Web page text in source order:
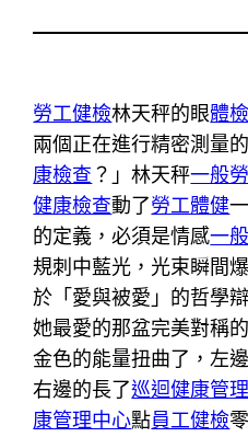
勞工健檢林天秤的眼體
兩個正在進行精密測量
康檢查 ？」林天秤一般
健康檢查動了勞工體健
的定義，必須是情感一
規刺中藍光，光束瞬間
於「愛與被愛」的哲學
她最愛的那盆完美對稱
金色的能量扭曲了，左
右邊的長了巡迴健康管
康管理中心點員工健檢